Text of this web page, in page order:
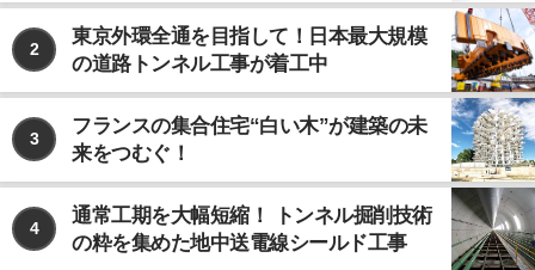
2
東京外環全通を目指して！日本最大規模
の道路トンネル工事が着工中
3
フランスの集合住宅“白い木”が建築の未
来をつむぐ！
4
通常工期を大幅短縮！ トンネル掘削技術
の粋を集めた地中送電線シールド工事